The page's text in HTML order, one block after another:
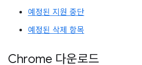
예정된 지원 중단
예정된 삭제 항목
Chrome 다운로드